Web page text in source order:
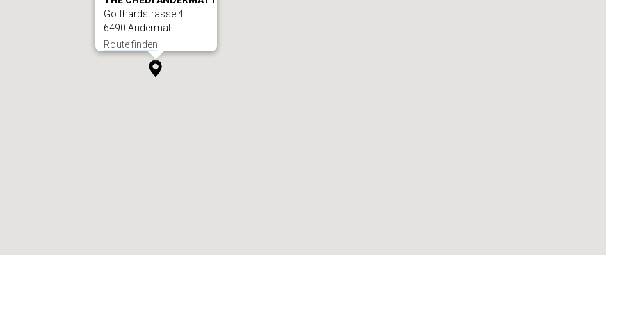
Gotthardstrasse 4
6490 Andermatt
Route finden